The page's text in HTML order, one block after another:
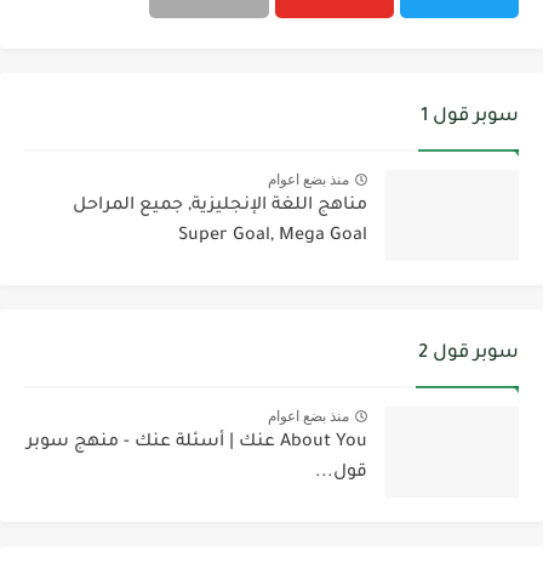
سوبر قول 1
منذ بضع اعوام
مناهج اللغة الإنجليزية, جميع المراحل
Super Goal, Mega Goal
سوبر قول 2
منذ بضع اعوام
About You عنك | أسئلة عنك - منهج سوبر
قول...